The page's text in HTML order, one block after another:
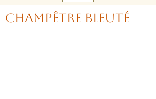
Champêtre Bleuté